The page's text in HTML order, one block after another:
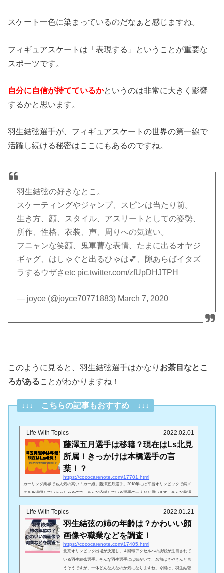
スケート一色に染まっているのだなぁと感じますね。
フィギュアスケートは「表現する」ということが重要な
スポーツです。
自分に自信が持てているかというのは非常に大きく影響
するかと思います。
羽生結弦選手が、フィギュアスケートの世界の第一線で
活躍し続ける秘密はここにもあるのですね。
羽生結弦の好きなとこ。
スケーティングやジャンプ、スピンは当たり前。
生き方、顔、スタイル、アスリートとしての姿勢、
所作、性格、衣装、声、周りへの気遣い。
フニャンな笑顔、鬼軍曹な表情、たまに出るオヤジ
ギャグ、はしゃぐと出るひゃは💕、隙あらばイタズ
ラするウザさetc pic.twitter.com/zfUpDHJTPH
— joyce (@joyce70771883) March 7, 2020
このように見ると、羽生結弦選手はかなり お茶目なとこ
ろがある ことがわかりますね！
↓↓↓ こちらの記事もおすすめ ↓↓↓
Life With Topics 2022.02.01
藤澤五月選手は移籍？現在はLs北見
所属！きっかけは本橋選手の言
葉！？
https://cococarenote.com/17701.html
カーリング業界でも人気の高い「カー娘」藤澤五月選手。2018年には平昌オリンピックで銅メ
ダルを獲得していらっしゃるので、みんな応援している選手の一人だと思います。そんな藤澤
選手が中部電力から移籍実は藤澤選手、カーリング人生で所属チームを移籍しているのを知っ
てましたか？高校を卒業した藤澤選手は地元である北海道を離れ、長野県の中部電力に入社
し、2009年8月に「中部電力カーリング部」に入部し選手として活躍されていました！...
Life With Topics 2022.01.21
羽生結弦の姉の年齢は？かわいい顔
画像や職業などを調査！
https://cococarenote.com/17405.html
北京オリンピック出場が決定し、４回転アクセルへの挑戦が注目されて
いる羽生結弦選手。そんな羽生選手には姉がいて、名前はさやさんと言
うそうですが、一体どんな人なのか気になりますね。今回は、羽生結弦